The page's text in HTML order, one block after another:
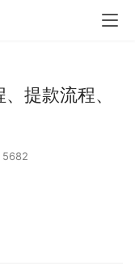
提款流程、
5682